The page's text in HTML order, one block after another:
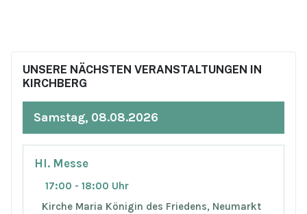
UNSERE NÄCHSTEN VERANSTALTUNGEN IN
KIRCHBERG
Samstag, 08.08.2026
Hl. Messe
17:00 - 18:00 Uhr
Kirche Maria Königin des Friedens, Neumarkt